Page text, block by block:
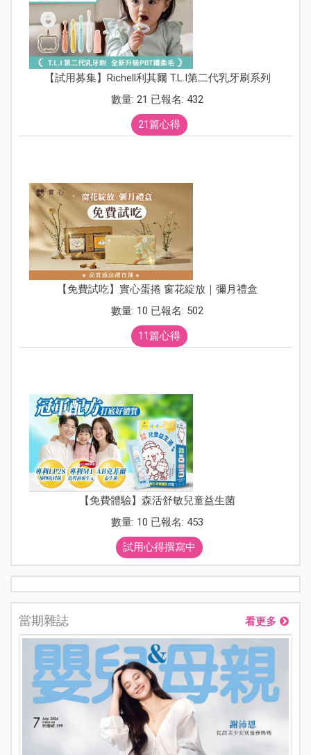
【試用募集】Richell利其爾 T.L.I第二代乳牙刷系列
數量: 21 已報名: 432
21篇心得
【免費試吃】實心蛋捲 窗花綻放｜彌月禮盒
數量: 10 已報名: 502
11篇心得
【免費體驗】森活舒敏兒童益生菌
數量: 10 已報名: 453
試用心得撰寫中
當期雜誌 看更多